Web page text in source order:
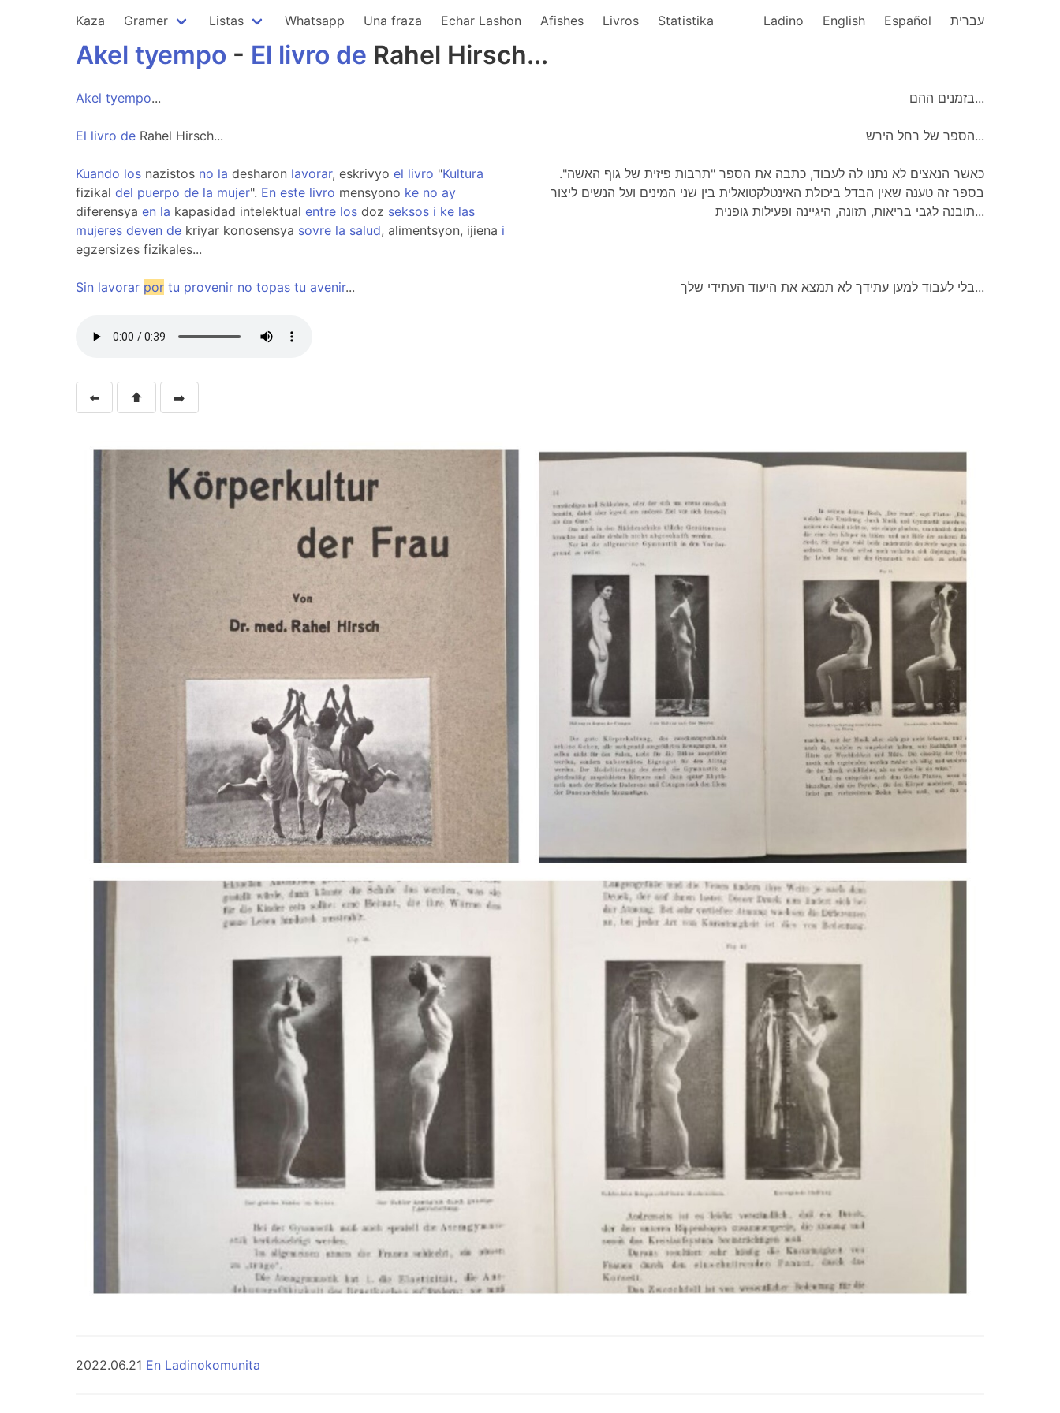
Kaza Gramer Listas Whatsapp Una fraza Echar Lashon Afishes Livros Statistika Ladino English Español עברית
Akel tyempo - El livro de Rahel Hirsch...
Akel tyempo... בזמנים ההם...
El livro de Rahel Hirsch... הספר של רחל הירש...
Kuando los nazistos no la desharon lavorar, eskrivyo el livro "Kultura
fizikal del puerpo de la mujer". En este livro mensyono ke no ay
diferensya en la kapasidad intelektual entre los doz seksos i ke las
mujeres deven de kriyar konosensya sovre la salud, alimentsyon, ijiena i
egzersizes fizikales...
כאשר הנאצים לא נתנו לה לעבוד, כתבה את הספר "תרבות פיזית של גוף האשה".
בספר זה טענה שאין הבדל ביכולת האינטלקטואלית בין שני המינים ועל הנשים ליצור
תובנה לגבי בריאות, תזונה, היגיינה ופעילות גופנית...
Sin lavorar por tu provenir no topas tu avenir... בלי לעבוד למען עתידך לא תמצא את היעוד העתידי שלך...
⬅️ ⬆️ ➡️
2022.06.21 En Ladinokomunita